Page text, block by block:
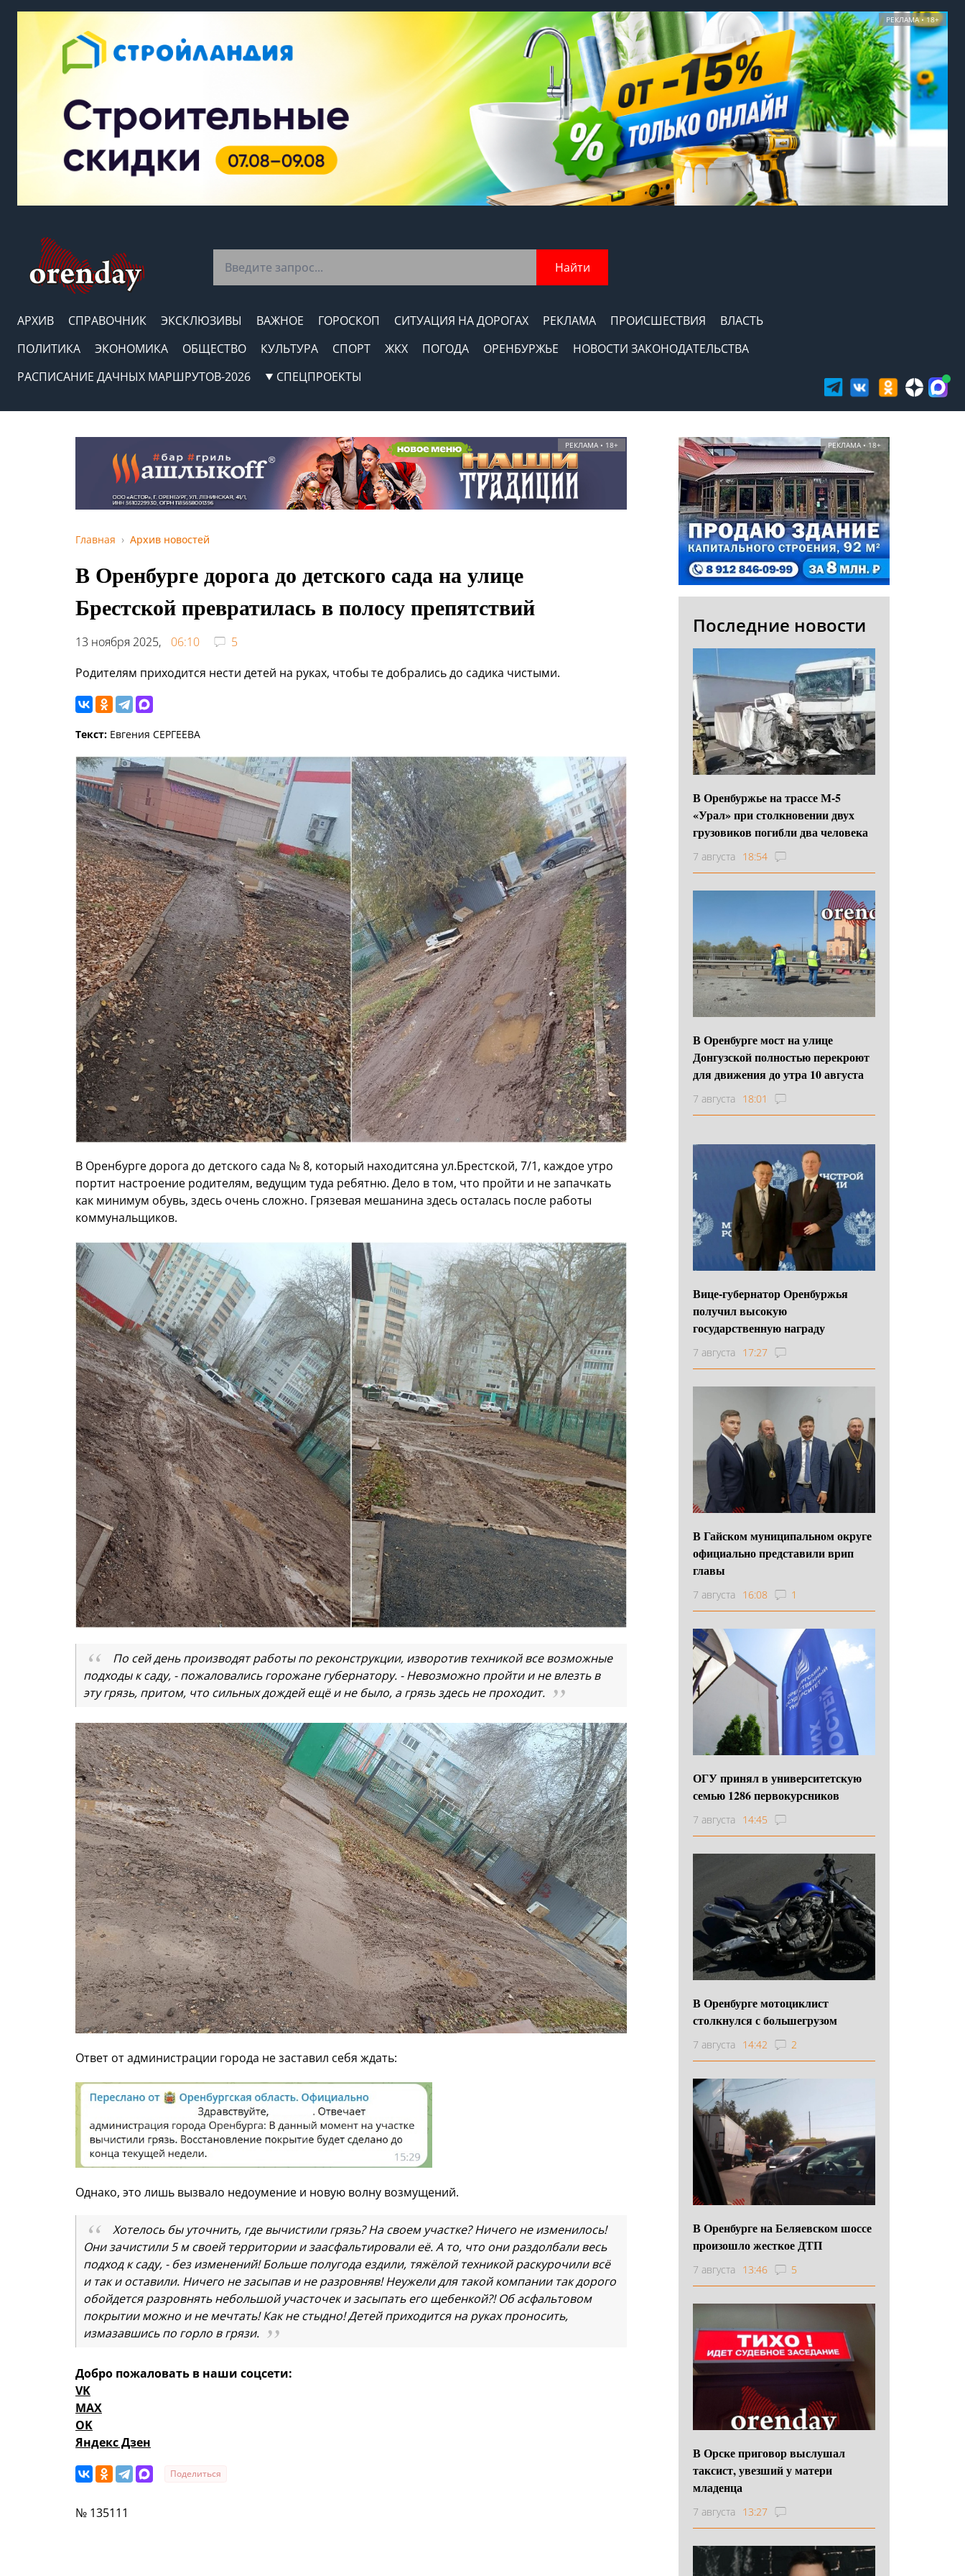
РЕКЛАМА • 18+
Найти
АРХИВ СПРАВОЧНИК ЭКСКЛЮЗИВЫ ВАЖНОЕ ГОРОСКОП СИТУАЦИЯ НА ДОРОГАХ РЕКЛАМА ПРОИСШЕСТВИЯ
ВЛАСТЬ
ПОЛИТИКА
ЭКОНОМИКА ОБЩЕСТВО КУЛЬТУРА СПОРТ ЖКХ ПОГОДА ОРЕНБУРЖЬЕ
НОВОСТИ ЗАКОНОДАТЕЛЬСТВА
РАСПИСАНИЕ ДАЧНЫХ МАРШРУТОВ-2026
СПЕЦПРОЕКТЫ
РЕКЛАМА • 18+
Главная Архив новостей
В Оренбурге дорога до детского сада на улице
Брестской превратилась в полосу препятствий
13 ноября 2025, 06:10
5
Родителям приходится нести детей на руках, чтобы те добрались до садика чистыми.
Текст: Евгения СЕРГЕЕВА
В Оренбурге дорога до детского сада № 8, который находитсяна ул.Брестской, 7/1, каждое утро
портит настроение родителям, ведущим туда ребятню. Дело в том, что пройти и не запачкать
как минимум обувь, здесь очень сложно. Грязевая мешанина здесь осталась после работы
коммунальщиков.
По сей день производят работы по реконструкции, изворотив техникой все возможные
подходы к саду, - пожаловались горожане губернатору. - Невозможно пройти и не влезть в
эту грязь, притом, что сильных дождей ещё и не было, а грязь здесь не проходит.
Ответ от администрации города не заставил себя ждать:
Однако, это лишь вызвало недоумение и новую волну возмущений.
Хотелось бы уточнить, где вычистили грязь? На своем участке? Ничего не изменилось!
Они зачистили 5 м своей территории и заасфальтировали её. А то, что они раздолбали весь
подход к саду, - без изменений! Больше полугода ездили, тяжёлой техникой раскурочили всё
и так и оставили. Ничего не засыпав и не разровняв! Неужели для такой компании так дорого
обойдется разровнять небольшой участочек и засыпать его щебенкой?! Об асфальтовом
покрытии можно и не мечтать! Как не стыдно! Детей приходится на руках проносить,
измазавшись по горло в грязи.
Добро пожаловать в наши соцсети:
VK
MAX
OK
Яндекс Дзен
Поделиться
№ 135111
РЕКЛАМА • 18+
Последние новости
В Оренбуржье на трассе М-5
«Урал» при столкновении двух
грузовиков погибли два человека
7 августа 18:54
В Оренбурге мост на улице
Донгузской полностью перекроют
для движения до утра 10 августа
7 августа 18:01
Вице-губернатор Оренбуржья
получил высокую
государственную награду
7 августа 17:27
В Гайском муниципальном округе
официально представили врип
главы
7 августа 16:08 1
ОГУ принял в университетскую
семью 1286 первокурсников
7 августа 14:45
В Оренбурге мотоциклист
столкнулся с большегрузом
7 августа 14:42 2
В Оренбурге на Беляевском шоссе
произошло жесткое ДТП
7 августа 13:46 5
В Орске приговор выслушал
таксист, увезший у матери
младенца
7 августа 13:27